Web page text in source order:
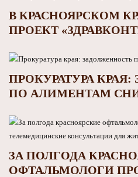
В КРАСНОЯРСКОМ
ПРОЕКТ
ПРОКУРАТУРА
ПО АЛИМЕНТАМ
ЗА ПОЛГОДА
ОФТАЛЬМОЛОГИ